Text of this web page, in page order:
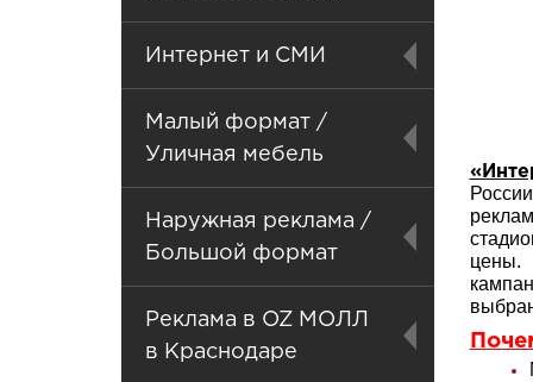
Интернет и СМИ
Малый формат /
Уличная мебель
Наружная реклама /
Большой формат
Реклама в OZ МОЛЛ
в Краснодаре
цены.